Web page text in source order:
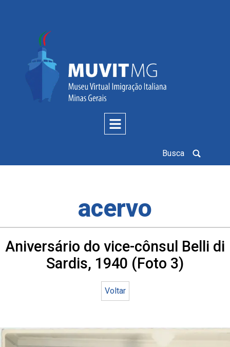
Busca
acervo
Aniversário do vice-cônsul Belli di
Sardis, 1940 (Foto 3)
Voltar